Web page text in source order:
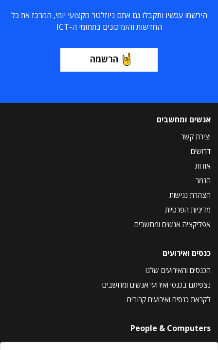
הירשמו עכשיו ותקבלו גם אתם ניוזלטר מקצועי יומי, המרכז את כל
החדשות והעדכונים בתחומי ה-ICT
הרשמה
אנשים ומחשבים
יצירת קשר
דרושים
אודות
הנמר
הצהרת נגישות
מדיניות הפרטיות
אפליקציה אנשים ומחשבים
כנסים ואירועים
הכנסים והאירועים שלנו
נצפיתם בכנסי ואירועי אנשים ומחשבים
לקראת כנסים ואירועים קרובים
People & Computers
About Us